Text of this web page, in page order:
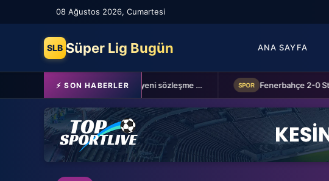
08 Ağustos 2026, Cumartesi
SLB Süper Lig Bugün ANA SAYFA
⚡ SON HABERLER Schalke 04 Edin Dzeko ile 1 yıllık yeni sözleşme imzaladı